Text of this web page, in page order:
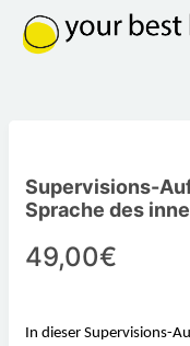
Supervisions-
Sprache des
49,00€
In dieser Supervisions-